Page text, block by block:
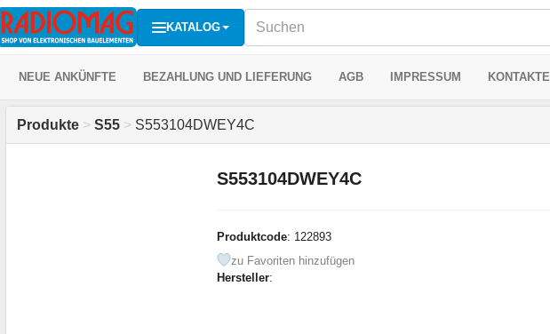
KATALOG
NEUE ANKÜNFTE BEZAHLUNG UND LIEFERUNG AGB IMPRESSUM KONTAKTE
Produkte > S55 > S553104DWEY4C
S553104DWEY4C
Produktcode: 122893
zu Favoriten hinzufügen
Hersteller: